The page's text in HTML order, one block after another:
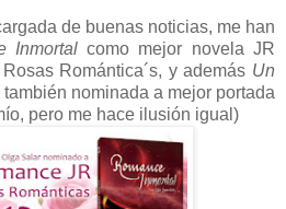
de buenas noticias, me han
Inmortalcomo mejor novela JR
Romántica´s, y además Un
también nominada a mejor portada
pero me hace ilusión igual)